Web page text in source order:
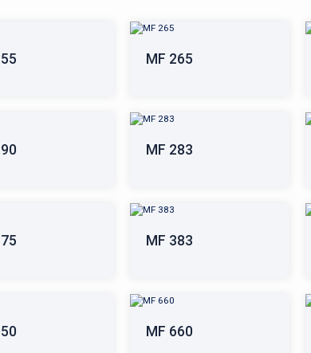
MF 265
MF 283
MF 383
MF 660